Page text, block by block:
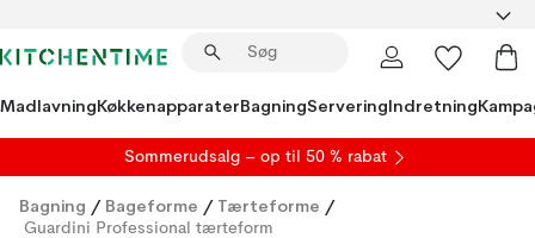
MadlavningKøkkenapparaterBagningServeringIndretning
Sommerudsalg – op til 50 % rabat
Bagning / Bageforme / Tærteforme /
Guardini Professional tærteform